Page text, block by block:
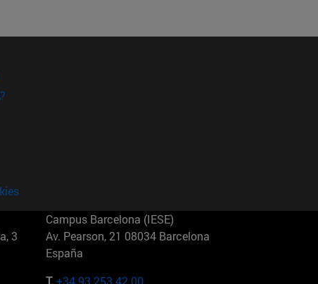
3
Campus Barcelona (IESE)
Av. Pearson, 21 08034 Barcelona
España
T. +34 93 253 42 00